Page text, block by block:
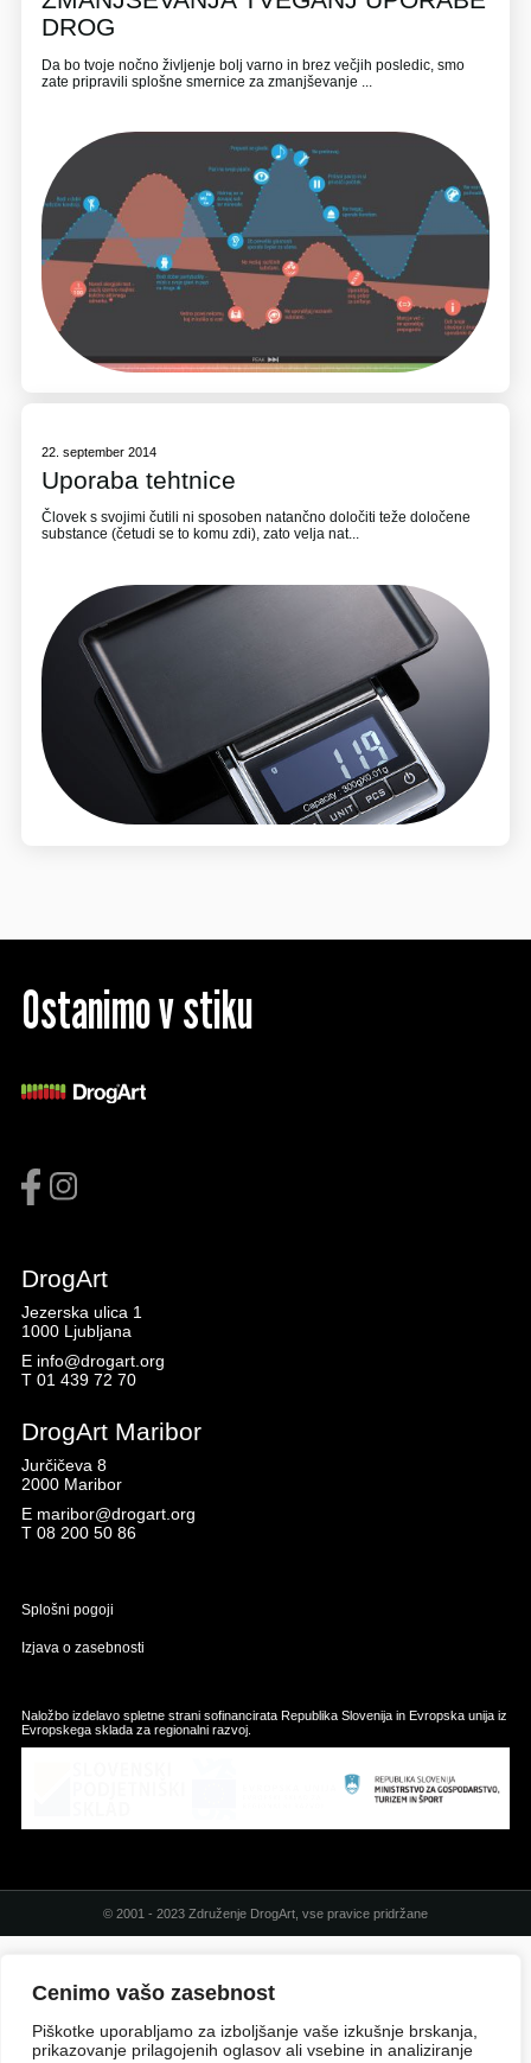
Cenimo vašo zasebnost
Piškotke uporabljamo za izboljšanje vaše izkušnje brskanja,
prikazovanje prilagojenih oglasov ali vsebine in analiziranje
DROG
Da bo tvoje nočno življenje bolj varno in brez večjih posledic, smo
zate pripravili splošne smernice za zmanjševanje ...
22. september 2014
Uporaba tehtnice
Človek s svojimi čutili ni sposoben natančno določiti teže določene
substance (četudi se to komu zdi), zato velja nat...
Ostanimo v stiku
DrogArt
Jezerska ulica 1
1000 Ljubljana
E info@drogart.org
T 01 439 72 70
DrogArt Maribor
Jurčičeva 8
2000 Maribor
E maribor@drogart.org
T 08 200 50 86
Splošni pogoji
Izjava o zasebnosti
Naložbo izdelavo spletne strani sofinancirata Republika Slovenija in Evropska unija iz
Evropskega sklada za regionalni razvoj.
© 2001 - 2023 Združenje DrogArt, vse pravice pridržane